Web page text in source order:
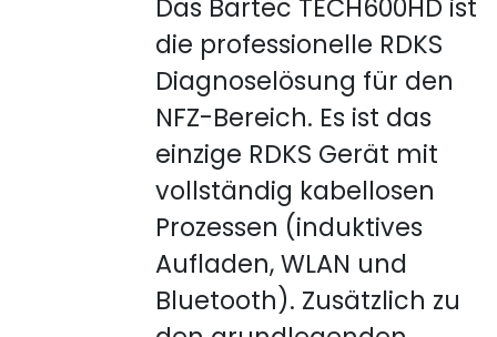
Das Bartec TECH600HD ist
die professionelle RDKS
Diagnoselösung für den
NFZ-Bereich. Es ist das
einzige RDKS Gerät mit
vollständig kabellosen
Prozessen (induktives
Aufladen, WLAN und
Bluetooth). Zusätzlich zu